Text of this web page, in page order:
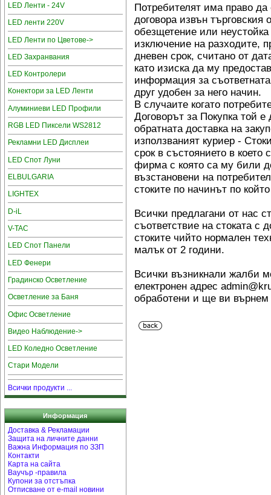
LED Ленти - 24V
LED ленти 220V
LED Ленти по Цветове->
LED Захранвания
LED Контролери
Конектори за LED Ленти
Алуминиеви LED Профили
RGB LED Пиксели WS2812
Рекламни LED Дисплеи
LED Спот Луни
ELBULGARIA
LIGHTEX
D-iL
V-TAC
LED Спот Панели
LED Фенери
Градинско Осветление
Осветление за Баня
Офис Осветление
Видео Наблюдение->
LED Коледно Осветление
Стари Модели
Всички продукти ...
Информация
Доставка & Рекламации
Защита на личните данни
Важна Информация по ЗЗП
Контакти
Карта на сайта
Ваучър -правила
Купони за отстъпка
Отписване от e-mail новини
Потребителят има право да
договора извън
обезщетение или
изключение на разходите,
дневен срок, считано от
като изиска да му
информация за
друг удобен за него начин.
В случаите когато
Договорът за Покупка той
обратната доставка на
използваният куриер -
срок в състоянието в което
фирма с която са му били
възстановени на
стоките по начинът по
Всички предлагани от нас
съответствие на стоката с
стоките чийто нормален
малък от 2 години.
Всички възникнали жалби
електронен адрес
обработени и ще ви върнем